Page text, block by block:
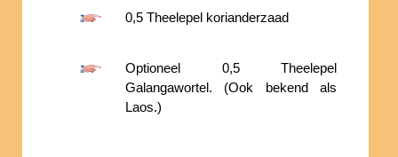
0,5 Theelepel korianderzaad
Optioneel 0,5 Theelepel
Galangawortel. (Ook bekend als
Laos.)